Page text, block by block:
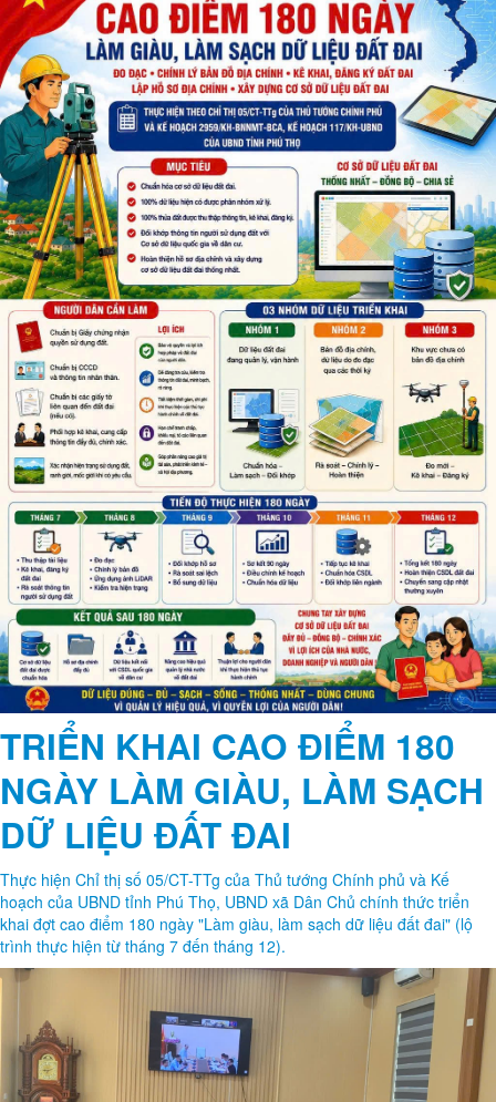
TRIỂN KHAI CAO ĐIỂM 180
NGÀY LÀM GIÀU, LÀM SẠCH
DỮ LIỆU ĐẤT ĐAI
Thực hiện Chỉ thị số 05/CT-TTg của Thủ tướng Chính phủ và Kế
hoạch của UBND tỉnh Phú Thọ, UBND xã Dân Chủ chính thức triển
khai đợt cao điểm 180 ngày "Làm giàu, làm sạch dữ liệu đất đai" (lộ
trình thực hiện từ tháng 7 đến tháng 12).